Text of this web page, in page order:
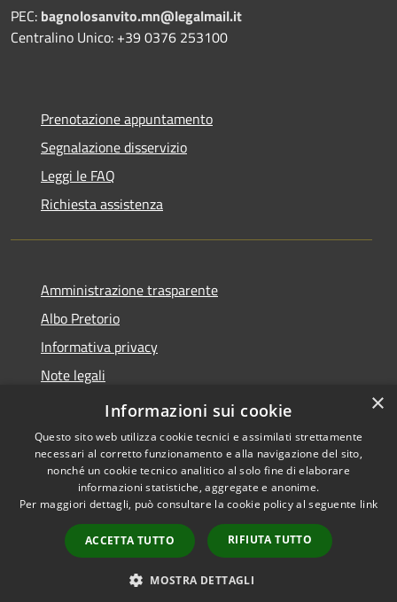
PEC: bagnolosanvito.mn@legalmail.it
Centralino Unico: +39 0376 253100
Prenotazione appuntamento
Segnalazione disservizio
Leggi le FAQ
Richiesta assistenza
Amministrazione trasparente
Albo Pretorio
Informativa privacy
Note legali
Dichiarazione di accessibilità
Accessibilità
Copyright © 2026 • Comune di
Bagnolo San Vito • Powered by
Municipium•
Accesso
redazione
×
Informazioni sui cookie
Questo sito web utilizza cookie tecnici e assimilati strettamente
necessari al corretto funzionamento e alla navigazione del sito,
nonché un cookie tecnico analitico al solo fine di elaborare
informazioni statistiche, aggregate e anonime.
Per maggiori dettagli, può consultare la cookie policy al seguente link
ACCETTA TUTTO RIFIUTA TUTTO
MOSTRA DETTAGLI